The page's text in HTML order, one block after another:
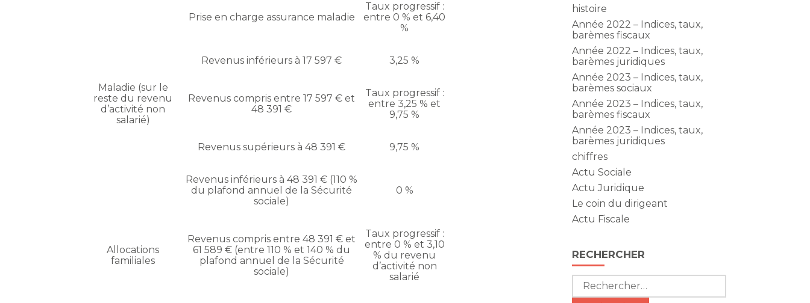
Prise en charge assurance maladie
Taux progressif :
entre 0 % et 6,40
%
Maladie (sur le
reste du revenu
d’activité non
salarié)
Revenus inférieurs à 17 597 € 3,25 %
Revenus compris entre 17 597 € et
48 391 €
Taux progressif :
entre 3,25 % et
9,75 %
Revenus supérieurs à 48 391 € 9,75 %
Allocations
familiales
Revenus inférieurs à 48 391 € (110 %
du plafond annuel de la Sécurité
sociale)
0 %
Revenus compris entre 48 391 € et
61 589 € (entre 110 % et 140 % du
plafond annuel de la Sécurité
sociale)
Taux progressif :
entre 0 % et 3,10
% du revenu
d’activité non
salarié
histoire
Année 2022 – Indices, taux,
barèmes fiscaux
Année 2022 – Indices, taux,
barèmes juridiques
Année 2023 – Indices, taux,
barèmes sociaux
Année 2023 – Indices, taux,
barèmes fiscaux
Année 2023 – Indices, taux,
barèmes juridiques
chiffres
Actu Sociale
Actu Juridique
Le coin du dirigeant
Actu Fiscale
RECHERCHER
Rechercher :